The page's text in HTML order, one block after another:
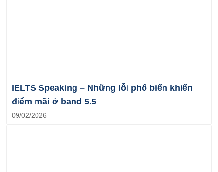
IELTS Speaking – Những lỗi phổ biến khiến
điểm mãi ở band 5.5
09/02/2026